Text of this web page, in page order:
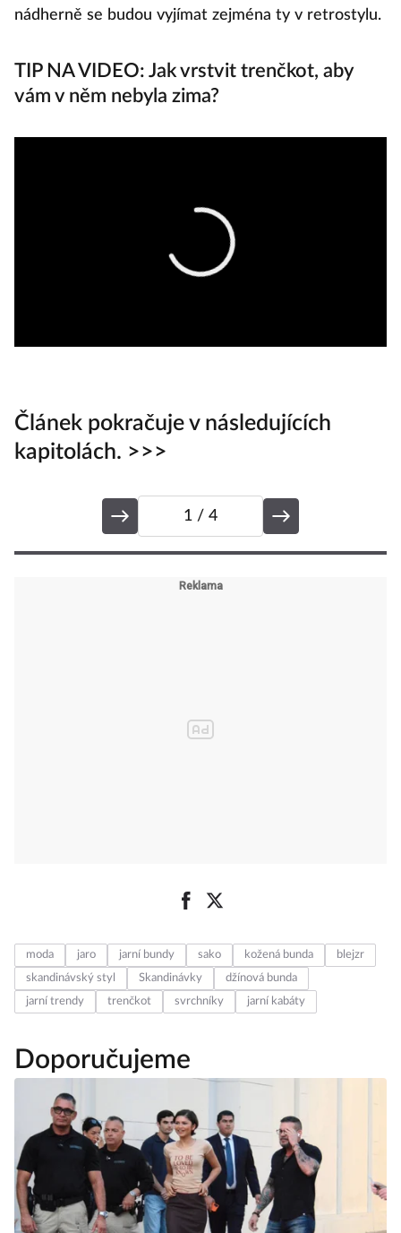
nádherně se budou vyjímat zejména ty v retrostylu.
TIP NA VIDEO: Jak vrstvit trenčkot, aby
vám v něm nebyla zima?
Článek pokračuje v následujících
kapitolách. >>>
1 / 4
moda jaro jarní bundy sako kožená bunda
blejzr
skandinávský styl
Skandinávky
džínová bunda
jarní trendy
trenčkot svrchníky jarní kabáty
Doporučujeme